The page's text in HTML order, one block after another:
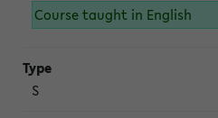
Course taught in English
S